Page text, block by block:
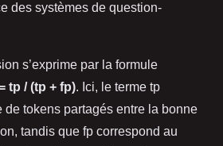
des systèmes de question-
s’exprime par la formule
tp / (tp + fp). Ici, le terme tp
de tokens partagés entre la bonne
tandis que fp correspond au